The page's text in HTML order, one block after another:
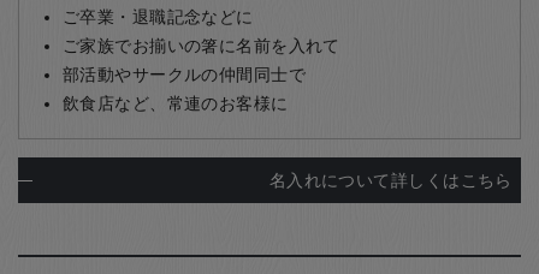
ご卒業・退職記念などに
ご家族でお揃いの箸に名前を入れて
部活動やサークルの仲間同士で
飲食店など、常連のお客様に
名入れについて詳しくはこちら